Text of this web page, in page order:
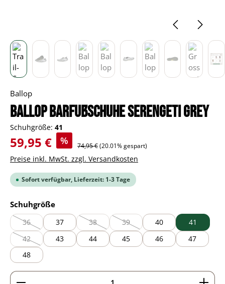
Ballop
BALLOP Barfußschuhe Serengeti grey
Schuhgröße: 41
Verkaufspreis:
59,95 € % Regulärer Preis:
74,95 €(20.01% gespart)
Preise inkl. MwSt. zzgl. Versandkosten
Sofort verfügbar, Lieferzeit: 1-3 Tage
Schuhgrößeauswählen
36
(Diese Option ist zurzeit nicht verfügbar.)
37 38
(Diese Option ist zurzeit nicht verfügbar.)
39
(Diese Option ist zurzeit nicht
40
41
42
(Diese Option ist zurzeit nicht verfügbar.)
43 44 45 46
47
48
Produkt Anzahl: Gib den gewünschten Wert ein